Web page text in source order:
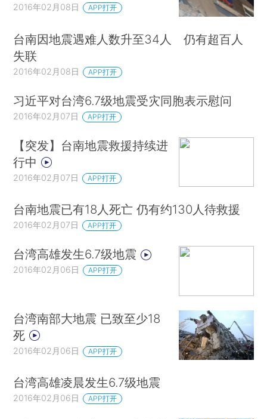
2016年02月08日 APP打开
台南因地震遇难人数升至34人 仍有超百人
失联
2016年02月08日 APP打开
习近平对台湾6.7级地震受灾同胞表示慰问
2016年02月07日 APP打开
【突发】台南地震救援持续进
行中
2016年02月07日 APP打开
台南地震已有18人死亡 仍有约130人待救援
2016年02月07日 APP打开
台湾高雄发生6.7级地震
2016年02月06日 APP打开
台湾南部大地震 已致至少18
死
2016年02月06日 APP打开
台湾高雄凌晨发生6.7级地震
2016年02月06日 APP打开